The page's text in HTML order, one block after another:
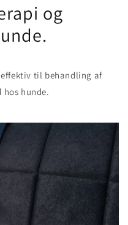
og
til behandling af
hos hunde.